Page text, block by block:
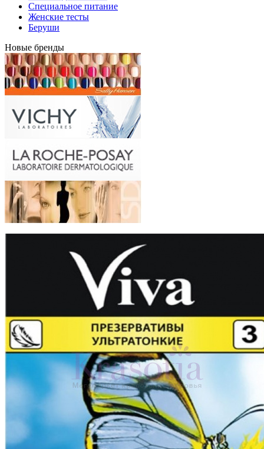
Специальное питание
Женские тесты
Беруши
Новые бренды